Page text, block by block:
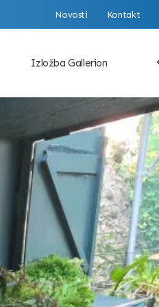
Novosti Kontakt
Izložba Gallerion